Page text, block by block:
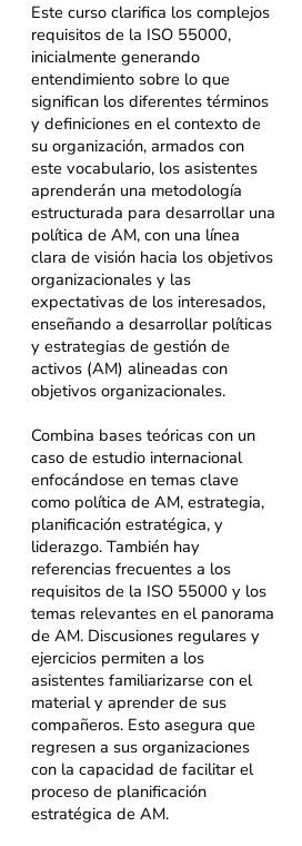
Este curso clarifica los complejos
requisitos de la ISO 55000,
inicialmente generando
entendimiento sobre lo que
significan los diferentes términos
y definiciones en el contexto de
su organización, armados con
este vocabulario, los asistentes
aprenderán una metodología
estructurada para desarrollar una
política de AM, con una línea
clara de visión hacia los objetivos
organizacionales y las
expectativas de los interesados,
enseñando a desarrollar políticas
y estrategias de gestión de
activos (AM) alineadas con
objetivos organizacionales.
Combina bases teóricas con un
caso de estudio internacional
enfocándose en temas clave
como política de AM, estrategia,
planificación estratégica, y
liderazgo. También hay
referencias frecuentes a los
requisitos de la ISO 55000 y los
temas relevantes en el panorama
de AM. Discusiones regulares y
ejercicios permiten a los
asistentes familiarizarse con el
material y aprender de sus
compañeros. Esto asegura que
regresen a sus organizaciones
con la capacidad de facilitar el
proceso de planificación
estratégica de AM.